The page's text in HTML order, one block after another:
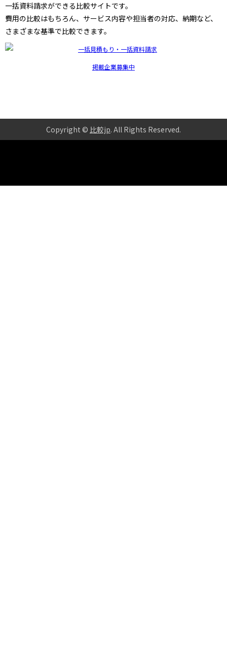
一括資料請求ができる比較サイトです。
費用の比較はもちろん、サービス内容や担当者の対応、納期など、
さまざまな基準で比較できます。
掲載企業募集中
Copyright © 比較jp. All Rights Reserved.